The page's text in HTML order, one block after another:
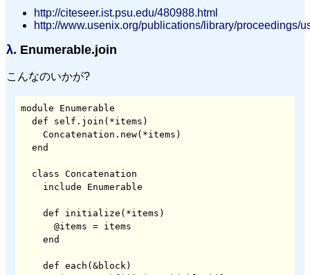
http://citeseer.ist.psu.edu/480988.html
http://www.usenix.org/publications/library/proceedings/
λ. Enumerable.join
こんなのいかが?
module Enumerable